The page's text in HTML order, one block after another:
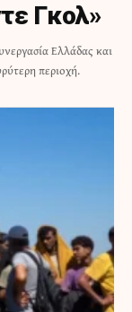
Γκoλ»
Ελλάδας και
περιοχή.